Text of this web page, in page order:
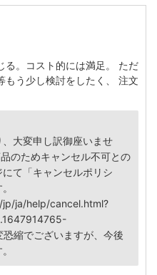
る。コスト的には満足。 ただ
もう少し検討をしたく、 注文
大変申し訳御座いませ
のためキャンセル不可との
て「キャンセルポリシ
ja/help/cancel.html?
縮でございますが、今後